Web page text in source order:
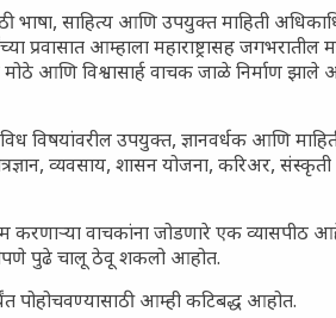
भाषा, साहित्य आणि उपयुक्त माहिती
प्रवासात आम्हाला महाराष्ट्रासह जगभरातील
विश्वासार्ह वाचक जाळे निर्माण झाले
विषयांवरील उपयुक्त, ज्ञानवर्धक आणि
व्यवसाय, शासन योजना, करिअर,
वाचकांना जोडणारे एक व्यासपीठ
पुढे चालू ठेवू शकलो आहोत.
पोहोचवण्यासाठी आम्ही कटिबद्ध आहोत.